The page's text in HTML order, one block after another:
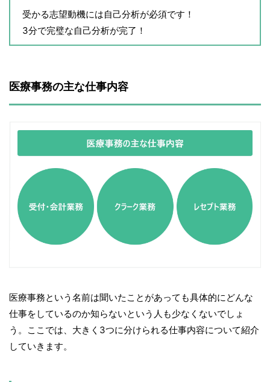
受かる志望動機には自己分析が必須です！
3分で完璧な自己分析が完了！
医療事務の主な仕事内容
医療事務という名前は聞いたことがあっても具体的にどんな
仕事をしているのか知らないという人も少なくないでしょ
う。ここでは、大きく3つに分けられる仕事内容について紹介
していきます。